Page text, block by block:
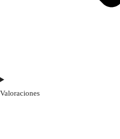
Valoraciones